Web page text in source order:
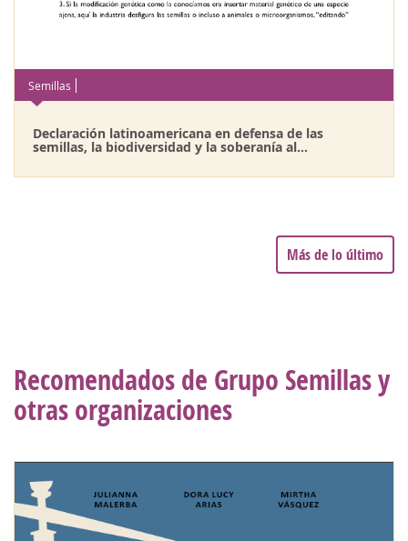
Semillas
Declaración latinoamericana en defensa de las
semillas, la biodiversidad y la soberanía al...
Más de lo último
Recomendados de Grupo Semillas y
otras organizaciones